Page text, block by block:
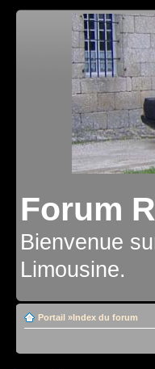
Forum
Bienvenue
Limousine.
Portail »Index du forum